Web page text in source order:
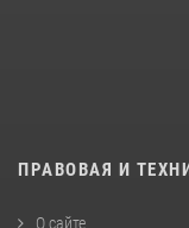
ПРАВОВАЯ И
О сайте